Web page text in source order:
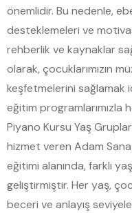
önemlidir. Bu nedenle,
desteklemeleri ve
rehberlik ve kaynaklar
olarak, çocuklarımızın
keşfetmelerini sağlamak
eğitim programlarımızla
Piyano Kursu Yaş
hizmet veren Adam
eğitimi alanında, farklı
geliştirmiştir. Her yaş,
beceri ve anlayış